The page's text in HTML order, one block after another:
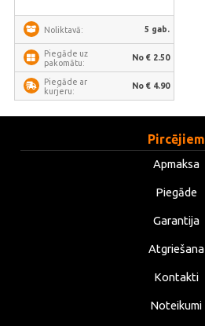
Noliktavā: 5 gab.
Piegāde uz
pakomātu:
No € 2.50
Piegāde ar
kurjeru:
No € 4.90
Pircējiem
Apmaksa
Piegāde
Garantija
Atgriešana
Kontakti
Noteikumi